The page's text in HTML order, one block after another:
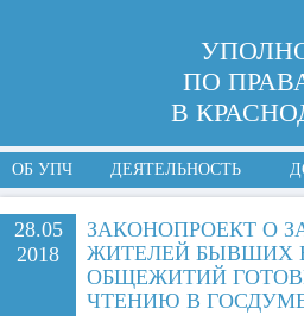
ПО
В
ОБ УПЧ ДЕЯТЕЛЬНОСТЬ
28.05
2018
ЗАКОНОПРОЕКТ О
ЖИТЕЛЕЙ БЫВШИХ
ОБЩЕЖИТИЙ
ЧТЕНИЮ В